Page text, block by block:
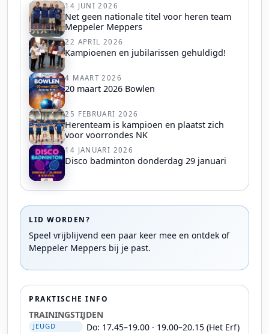
14 JUNI 2026
Net geen nationale titel voor heren team
Meppeler Meppers
22 APRIL 2026
Kampioenen en jubilarissen gehuldigd!
4 MAART 2026
20 maart 2026 Bowlen
25 FEBRUARI 2026
Herenteam is kampioen en plaatst zich
voor voorrondes NK
14 JANUARI 2026
Disco badminton donderdag 29 januari
LID WORDEN?
Speel vrijblijvend een paar keer mee en ontdek of
Meppeler Meppers bij je past.
PRAKTISCHE INFO
TRAININGSTIJDEN
JEUGD Do: 17.45–19.00 · 19.00–20.15 (Het Erf)